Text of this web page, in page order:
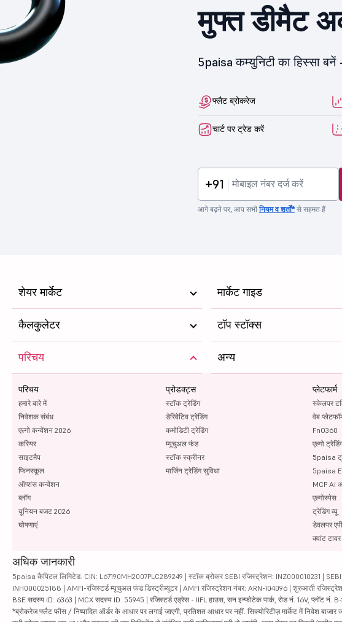
मुफ्त डीमैट
5paisa कम्युनिटी का हिस्सा बनें
फ्लैट ब्रोकरेज
चार्ट पर ट्रेड करें
+91
आगे बढ़ने पर, आप सभीनियम व शर्तों*से सहमत हैं
शेयर मार्केट मार्केट गाइड
कैलकुलेटर टॉप स्टॉक्स
परिचय
परिचय
हमारे बारे में
निवेशक संबंध
एल्गो कन्वेंशन 2026
करियर
साइटमैप
फिनस्कूल
ऑप्शंस कन्वेंशन
ब्लॉग
यूनियन बजट 2026
घोषणाएं
प्रोडक्ट्स
स्टॉक ट्रेडिंग
डेरिवेटिव ट्रेडिंग
कमोडिटी ट्रेडिंग
म्यूचुअल फंड
स्टॉक स्क्रीनर
मार्जिन ट्रेडिंग सुविधा
प्लेटफार्म
स्केलपर
वेब
FnO360
एल्गो
5paisa
5paisa
MCP AI
एल्गोस्पेस
ट्रेडिंग व्यू
डेवलपर
क्वांट
अन्य
अधिक जानकारी
5paisa कैपिटल लिमिटेड. CIN: L67190MH2007PLC289249 | स्टॉक ब्रोकर SEBI रजिस्ट्रेशन: INZ000010231 | SEBI
INH000025188 | AMFI-रजिस्टर्ड म्यूचुअल फंड डिस्ट्रीब्यूटर | AMFI रजिस्ट्रेशन नंबर: ARN-104096 | शुरुआती
BSE सदस्य ID: 6363 | MCX सदस्य ID: 55945 | रजिस्टर्ड एड्रेस - IIFL हाउस, सन इन्फोटेक पार्क, रोड नं. 16V, प्लॉट नं.
*ब्रोकरेज फ्लैट फीस / निष्पादित ऑर्डर के आधार पर लगाई जाएगी, प्रतिशत आधार पर नहीं. सिक्योरिटीज़ मार्केट में निवेश